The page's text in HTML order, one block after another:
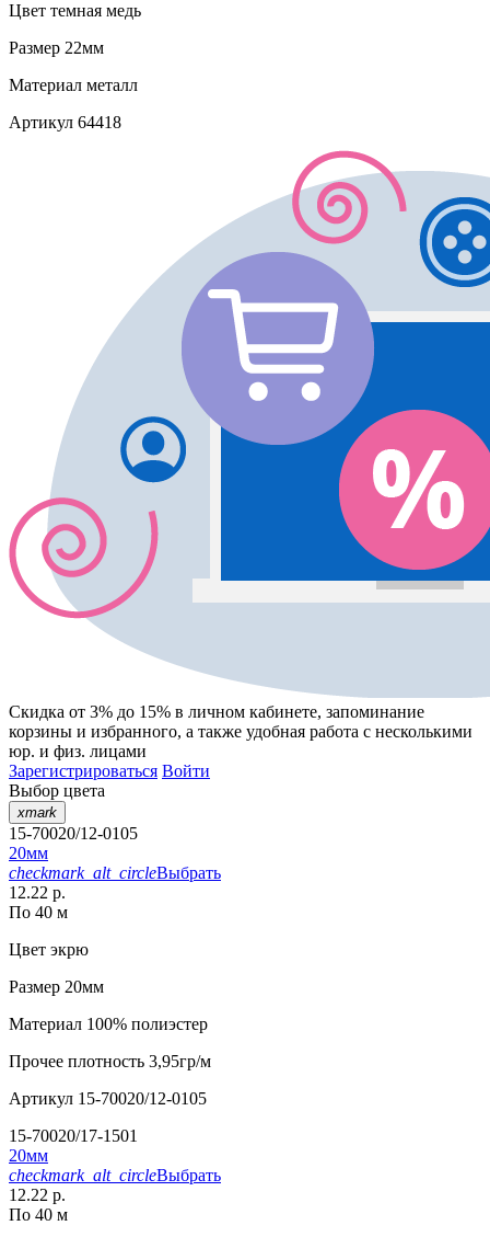
Цвет темная медь
Размер 22мм
Материал металл
Артикул 64418
Скидка от 3% до 15% в личном кабинете, запоминание
корзины и избранного, а также удобная работа с несколькими
юр. и физ. лицами
Зарегистрироваться Войти
Выбор цвета
xmark
15-70020/12-0105
20мм
checkmark_alt_circleВыбрать
12.22 р.
По 40 м
Цвет экрю
Размер 20мм
Материал 100% полиэстер
Прочее плотность 3,95гр/м
Артикул 15-70020/12-0105
15-70020/17-1501
20мм
checkmark_alt_circleВыбрать
12.22 р.
По 40 м